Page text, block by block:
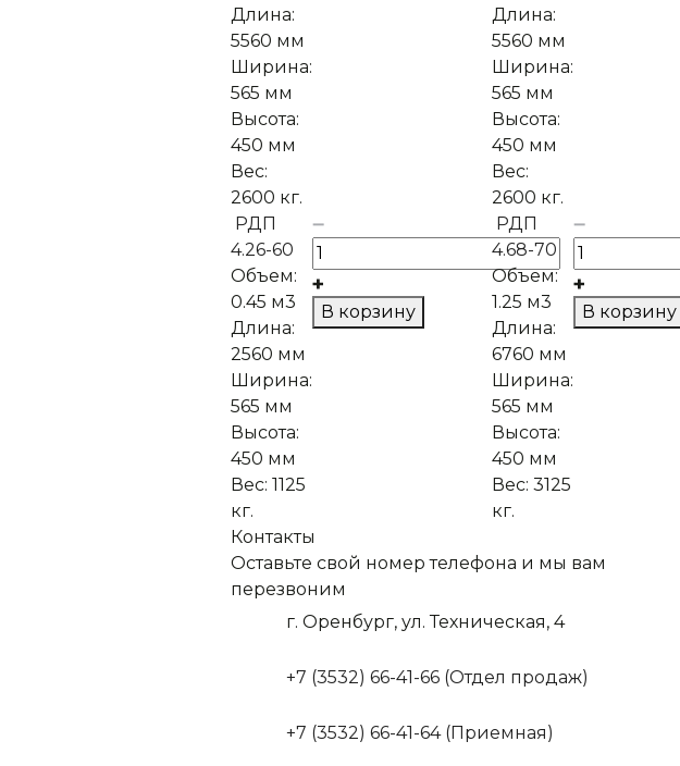
Длина:
5560 мм
Ширина:
565 мм
Высота:
450 мм
Вес:
2600 кг.
Длина:
5560 мм
Ширина:
565 мм
Высота:
450 мм
Вес:
2600 кг.
РДП
4.26-60
Объем:
0.45 м3
Длина:
2560 мм
Ширина:
565 мм
Высота:
450 мм
Вес: 1125
кг.
В корзину
РДП
4.68-70
Объем:
1.25 м3
Длина:
6760 мм
Ширина:
565 мм
Высота:
450 мм
Вес: 3125
кг.
В корзину
Контакты
Оставьте свой номер телефона и мы вам
перезвоним
г. Оренбург, ул. Техническая, 4
+7 (3532) 66-41-66 (Отдел продаж)
+7 (3532) 66-41-64 (Приемная)